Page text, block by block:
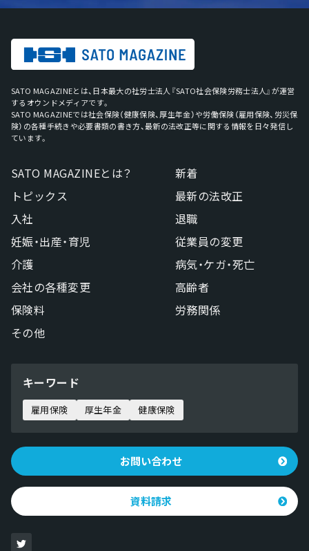
SATO MAGAZINEとは、日本最大の社労士法人『SATO社会保険労務士法人』が運営
するオウンドメディアです。
SATO MAGAZINEでは社会保険（健康保険、厚生年金）や労働保険（雇用保険、労災保
険）の各種手続きや必要書類の書き方、最新の法改正等に関する情報を日々発信し
ています。
SATO MAGAZINEとは？
新着
トピックス
最新の法改正
入社
退職
妊娠・出産・育児
従業員の変更
介護
病気・ケガ・死亡
会社の各種変更
高齢者
保険料
労務関係
その他
キーワード
雇用保険 厚生年金 健康保険
お問い合わせ
資料請求